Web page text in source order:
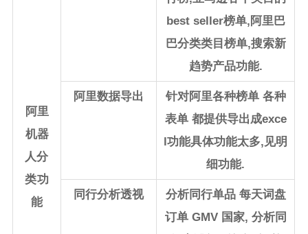
阿里
机器
人分
类功
能
best seller榜单,阿里巴
巴分类类目榜单,搜索新
趋势产品功能.
阿里数据导出
针对阿里各种榜单 各种
表单 都提供导出成exce
l功能具体功能太多,见明
细功能.
同行分析透视
分析同行单品 每天词盘
订单 GMV 国家, 分析同